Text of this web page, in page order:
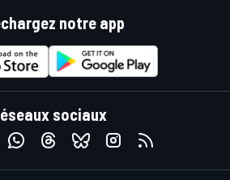
notre app
sociaux